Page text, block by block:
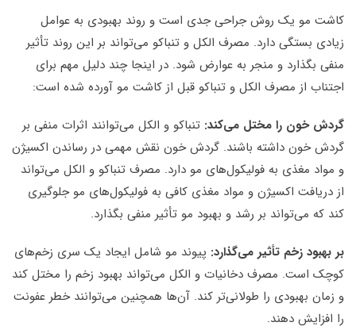
کاشت مو یک روش جراحی جدی است و روند بهبودی به عوامل
زیادی بستگی دارد. مصرف الکل و تنباکو می‌تواند بر این روند تأثیر
منفی بگذارد و منجر به عوارض شود. در اینجا چند دلیل مهم برای
اجتناب از مصرف الکل و تنباکو قبل از کاشت مو آورده شده است:
گردش خون را مختل می‌کند: تنباکو و الکل می‌توانند اثرات منفی بر
گردش خون داشته باشند. گردش خون نقش مهمی در رساندن اکسیژن
و مواد مغذی به فولیکول‌های مو دارد. مصرف تنباکو و الکل می‌تواند
از دریافت اکسیژن و مواد مغذی کافی به فولیکول‌های مو جلوگیری
کند که می‌تواند بر رشد و بهبود مو تأثیر منفی بگذارد.
بر بهبود زخم تأثیر می‌گذارد: پیوند مو شامل ایجاد یک سری زخم‌های
کوچک است. مصرف دخانیات و الکل می‌تواند بهبود زخم را مختل کند
و زمان بهبودی را طولانی‌تر کند. آن‌ها همچنین می‌توانند خطر عفونت
را افزایش دهند.